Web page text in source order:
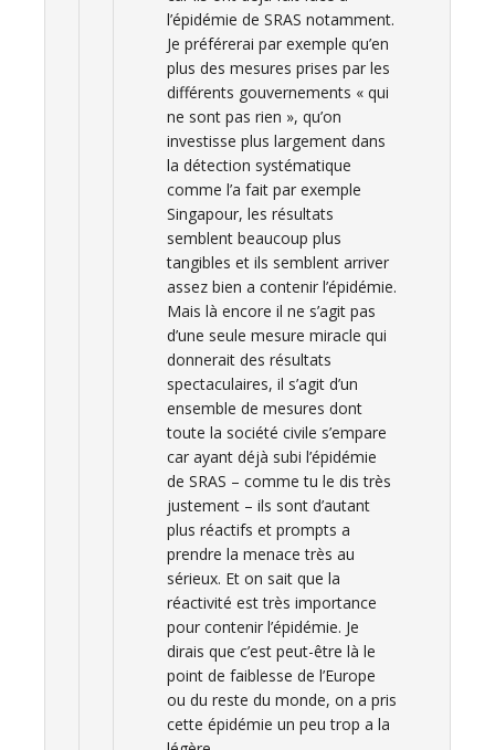
l’épidémie de SRAS notamment.
Je préférerai par exemple qu’en
plus des mesures prises par les
différents gouvernements « qui
ne sont pas rien », qu’on
investisse plus largement dans
la détection systématique
comme l’a fait par exemple
Singapour, les résultats
semblent beaucoup plus
tangibles et ils semblent arriver
assez bien a contenir l’épidémie.
Mais là encore il ne s’agit pas
d’une seule mesure miracle qui
donnerait des résultats
spectaculaires, il s’agit d’un
ensemble de mesures dont
toute la société civile s’empare
car ayant déjà subi l’épidémie
de SRAS – comme tu le dis très
justement – ils sont d’autant
plus réactifs et prompts a
prendre la menace très au
sérieux. Et on sait que la
réactivité est très importance
pour contenir l’épidémie. Je
dirais que c’est peut-être là le
point de faiblesse de l’Europe
ou du reste du monde, on a pris
cette épidémie un peu trop a la